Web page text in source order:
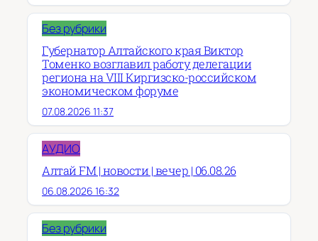
Без рубрики
Губернатор Алтайского края Виктор
Томенко возглавил работу делегации
региона на VIII Киргизско-российском
экономическом форуме
07.08.2026 11:37
АУДИО
Алтай FM | новости | вечер | 06.08.26
06.08.2026 16:32
Без рубрики